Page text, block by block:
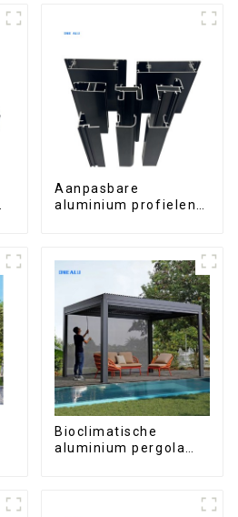
Aanpasbare
aluminium profielen
Bioclimatische
aluminium pergola